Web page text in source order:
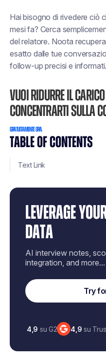
TABLE OF CONTENTS
Text Link
LEVERAGE
DATA
AI interview notes,
integration, and more...
Try
4,9 su G2 4,9 su
Hai bisogno di rivedere ciò
mesi fa? Cerca
del relatore. Noota
esatto dalle tue
follow-up precisi e informati.
Vuoi ridurre il carico
concentrarti sulla
gratuitamente ora.